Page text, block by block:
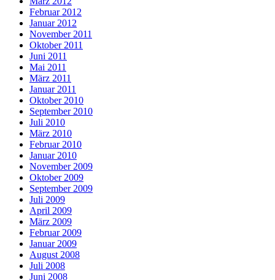
Februar 2012
Januar 2012
November 2011
Oktober 2011
Juni 2011
Mai 2011
März 2011
Januar 2011
Oktober 2010
September 2010
Juli 2010
März 2010
Februar 2010
Januar 2010
November 2009
Oktober 2009
September 2009
Juli 2009
April 2009
März 2009
Februar 2009
Januar 2009
August 2008
Juli 2008
Juni 2008